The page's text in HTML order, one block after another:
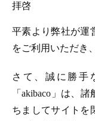
拝啓
平素より弊社が運
をご利用いただき
さて、誠に勝手
「akibaco」は、
ちましてサイトを